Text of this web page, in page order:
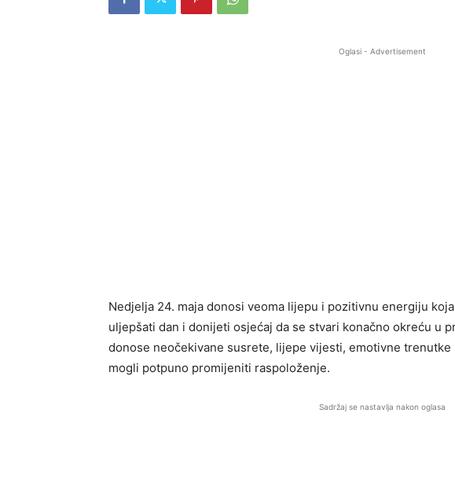
Oglasi - Advertisement
Nedjelja 24. maja donosi veoma lijepu i pozitivnu energiju
uljepšati dan i donijeti osjećaj da se stvari konačno okreću u
donose neočekivane susrete, lijepe vijesti, emotivne
mogli potpuno promijeniti raspoloženje.
Sadržaj se nastavlja nakon oglasa